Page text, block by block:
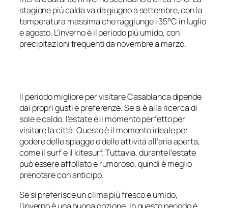
stagione più calda va da giugno a settembre, con la
temperatura massima che raggiunge i 35°C in luglio
e agosto. L’inverno è il periodo più umido, con
precipitazioni frequenti da novembre a marzo.
Il periodo migliore per visitare Casablanca dipende
dai propri gusti e preferenze. Se si è alla ricerca di
sole e caldo, l’estate è il momento perfetto per
visitare la città. Questo è il momento ideale per
godere delle spiagge e delle attività all’aria aperta,
come il surf e il kitesurf. Tuttavia, durante l’estate
può essere affollato e rumoroso, quindi è meglio
prenotare con anticipo.
Se si preferisce un clima più fresco e umido,
l’inverno è una buona opzione. In questo periodo è